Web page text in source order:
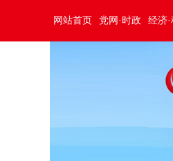
网站首页 党网·时政 经济